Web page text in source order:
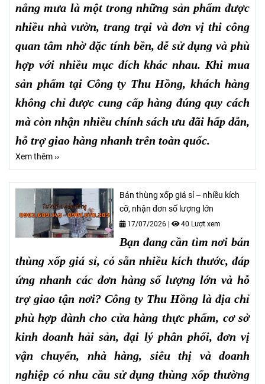
nắng mưa là một trong những sản phẩm được
nhiều nhà vườn, trang trại và đơn vị thi công
quan tâm nhờ đặc tính bền, dễ sử dụng và phù
hợp với nhiều mục đích khác nhau. Khi mua
sản phẩm tại Công ty Thu Hồng, khách hàng
không chỉ được cung cấp hàng đúng quy cách
mà còn nhận nhiều chính sách ưu đãi hấp dẫn,
hỗ trợ giao hàng nhanh trên toàn quốc.
Xem thêm ››
Bán thùng xốp giá sỉ – nhiều kích
cỡ, nhận đơn số lượng lớn
17/07/2026 | 40 Lượt xem
Bạn đang cần tìm nơi bán
thùng xốp giá sỉ, có sẵn nhiều kích thước, đáp
ứng nhanh các đơn hàng số lượng lớn và hỗ
trợ giao tận nơi? Công ty Thu Hồng là địa chỉ
phù hợp dành cho cửa hàng thực phẩm, cơ sở
kinh doanh hải sản, đại lý phân phối, đơn vị
vận chuyển, nhà hàng, siêu thị và doanh
nghiệp có nhu cầu sử dụng thùng xốp thường